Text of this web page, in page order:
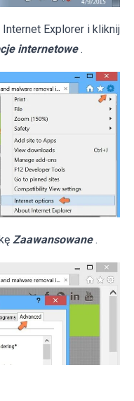
Explorer i kliknij
internetowe .
Zaawansowane .